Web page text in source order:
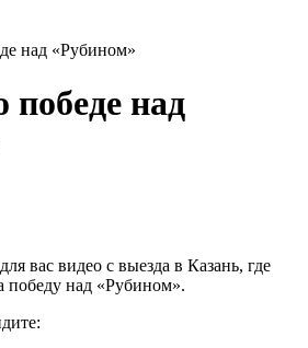
над «Рубином»
победе над
вас видео с выезда в Казань, где
победу над «Рубином».